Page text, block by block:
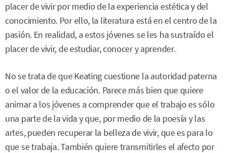
placer de vivir por medio de la experiencia estética y del
conocimiento. Por ello, la literatura está en el centro de la
pasión. En realidad, a estos jóvenes se les ha sustraído el
placer de vivir, de estudiar, conocer y aprender.
No se trata de que Keating cuestione la autoridad paterna
o el valor de la educación. Parece más bien que quiere
animar a los jóvenes a comprender que el trabajo es sólo
una parte de la vida y que, por medio de la poesía y las
artes, pueden recuperar la belleza de vivir, que es para lo
que se trabaja. También quiere transmitirles el afecto por